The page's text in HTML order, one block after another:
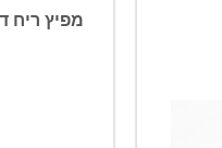
מפיץ ריח